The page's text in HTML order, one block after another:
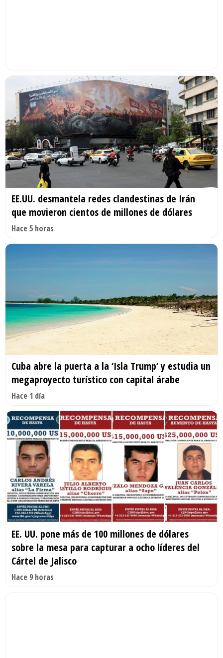
EE.UU. desmantela redes clandestinas de Irán
que movieron cientos de millones de dólares
Hace 5 horas
Cuba abre la puerta a la ‘Isla Trump’ y estudia un
megaproyecto turístico con capital árabe
Hace 1 día
EE. UU. pone más de 100 millones de dólares
sobre la mesa para capturar a ocho líderes del
Cártel de Jalisco
Hace 9 horas